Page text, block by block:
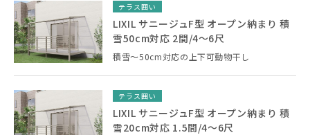
テラス囲い
LIXIL サニージュF型 オープン納まり 積
雪50cm対応 2間/4〜6尺
積雪～50cm対応の上下可動物干し
テラス囲い
LIXIL サニージュF型 オープン納まり 積
雪20cm対応 1.5間/4〜6尺